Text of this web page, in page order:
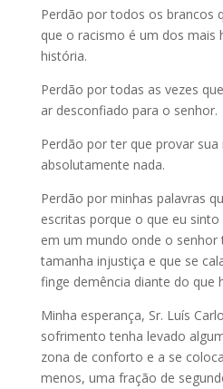
Perdão por todos os brancos
que o racismo é um dos mais
história.
Perdão por todas as vezes
ar desconfiado para o senhor.
Perdão por ter que provar
absolutamente nada.
Perdão por minhas palavras
escritas porque o que eu
em um mundo onde o senhor
tamanha injustiça e que se
finge demência diante do que
Minha esperança, Sr. Luís
sofrimento tenha levado
zona de conforto e a se
menos, uma fração de